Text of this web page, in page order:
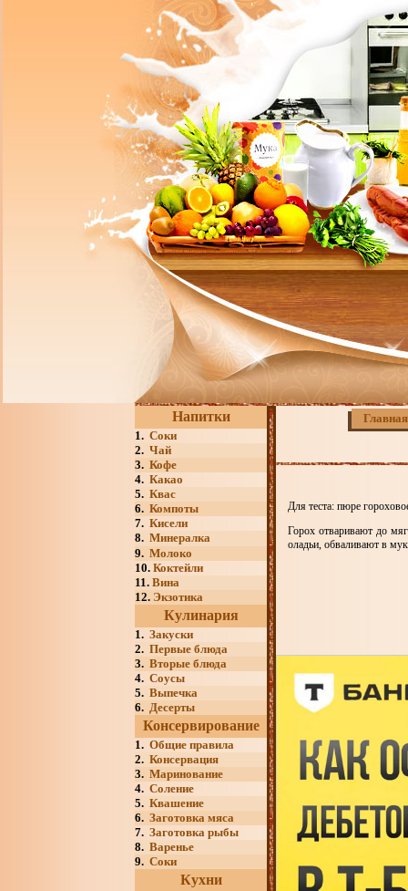
Напитки
1. Соки
2. Чай
3. Кофе
4. Какао
5. Квас
6. Компоты
7. Кисели
8. Минералка
9. Молоко
10. Коктейли
11. Вина
12. Экзотика
Кулинария
1. Закуски
2. Первые блюда
3. Вторые блюда
4. Соусы
5. Выпечка
6. Десерты
Консервирование
1. Общие правила
2. Консервация
3. Маринование
4. Соление
5. Квашение
6. Заготовка мяса
7. Заготовка рыбы
8. Варенье
9. Соки
Кухни
Главная
Для теста: пюре
Горох отваривают до
оладьи, обваливают в